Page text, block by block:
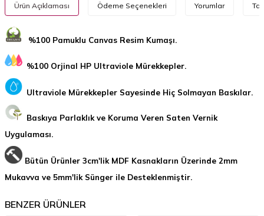
Ürün Açıklaması Ödeme Seçenekleri Yorumlar
%100 Pamuklu Canvas Resim Kumaşı.
%100 Orjinal HP Ultraviole Mürekkepler.
Ultraviole Mürekkepler Sayesinde Hiç Solmayan Baskılar.
Baskıya Parlaklık ve Koruma Veren Saten Vernik
Uygulaması.
Bütün Ürünler 3cm'lik MDF Kasnakların Üzerinde 2mm
Mukavva ve 5mm'lik Sünger ile Desteklenmiştir.
BENZER ÜRÜNLER